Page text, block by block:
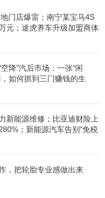
门店爆雷；南宁某宝马4S
元；途虎养车升级加盟商体
降”汽后市场：一张“闲
如何抓到三门赚钱的生
新能源维修；比亚迪财险上
；新能源汽车告别“免税
，把轮胎专业感做出来